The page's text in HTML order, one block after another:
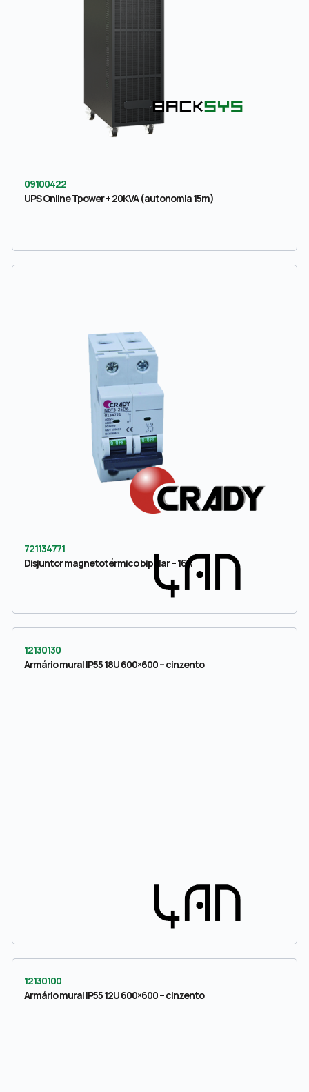
09100422
UPS Online Tpower + 20KVA (autonomia 15m)
721134771
Disjuntor magnetotérmico bipolar – 16A
12130130
Armário mural IP55 18U 600×600 – cinzento
12130100
Armário mural IP55 12U 600×600 – cinzento